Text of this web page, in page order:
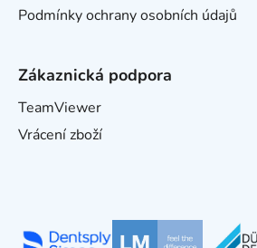
Podmínky ochrany osobních údajů
Zákaznická podpora
TeamViewer
Vrácení zboží